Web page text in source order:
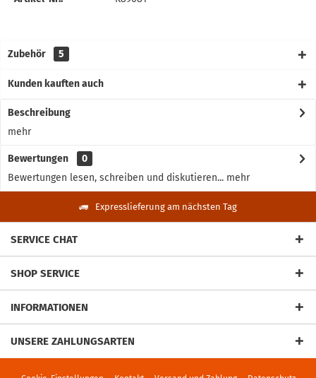
Zubehör 5
Kunden kauften auch
Beschreibung
mehr
Bewertungen
0
Bewertungen lesen, schreiben und diskutieren... mehr
Expresslieferung am nächsten Tag
SERVICE CHAT
SHOP SERVICE
INFORMATIONEN
UNSERE ZAHLUNGSARTEN